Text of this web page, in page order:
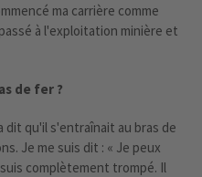
ma carrière comme
à l'exploitation minière et
de fer ?
dit qu'il s'entraînait au bras de
Je me suis dit : « Je peux
complètement trompé. Il